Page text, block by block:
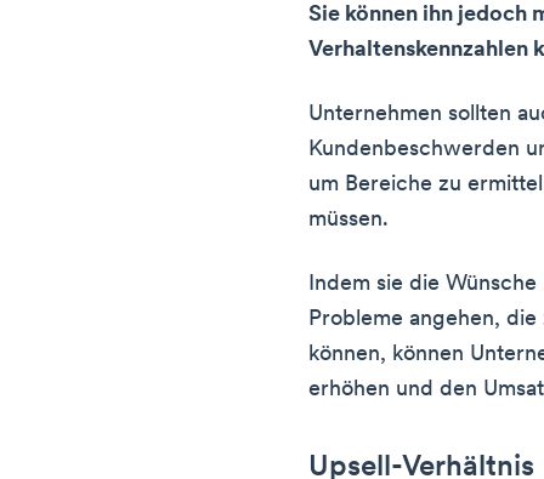
Sie können ihn jedoch
Verhaltenskennzahlen
Unternehmen sollten
Kundenbeschwerden
um Bereiche zu
müssen.
Indem sie die
Probleme angehen,
können, können
erhöhen und den
Upsell-Verhältnis